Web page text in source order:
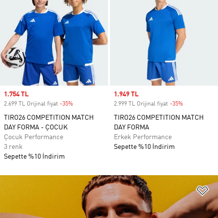
Sale price
1.754 TL
2.699 TL Orijinal fiyat -35%
TIRO26 COMPETITION MATCH
DAY FORMA - ÇOCUK
Çocuk Performance
3 renk
Sepette %10 İndirim
Sale price
1.949 TL
2.999 TL Orijinal fiyat -35%
TIRO26 COMPETITION MATCH
DAY FORMA
Erkek Performance
Sepette %10 İndirim